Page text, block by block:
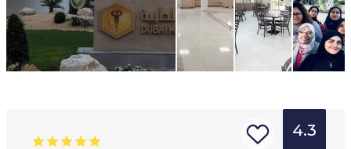
4.3